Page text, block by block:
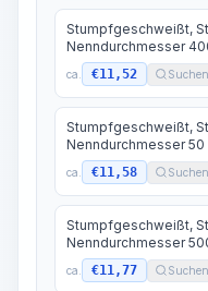
Stumpfgeschweißt,
Nenndurchmesser
ca. €11,52 Suchen
Stumpfgeschweißt,
Nenndurchmesser 50
ca. €11,58 Suchen
Stumpfgeschweißt,
Nenndurchmesser
ca. €11,77 Suchen